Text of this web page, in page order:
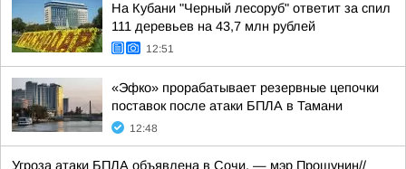
На Кубани "Черный лесоруб" ответит за спил
111 деревьев на 43,7 млн рублей
12:51
«Эфко» прорабатывает резервные цепочки
поставок после атаки БПЛА в Тамани
12:48
Угроза атаки БПЛА объявлена в Сочи, — мэр Прошунин//